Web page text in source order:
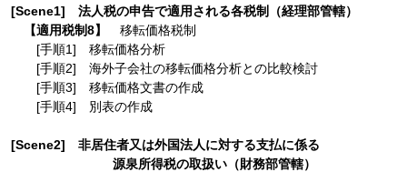
[Scene1] 法人税の申告で適用される各税制（経理部管轄）
【適用税制8】
移転価格税制
[手順1] 移転価格分析
[手順2] 海外子会社の移転価格分析との比較検討
[手順3] 移転価格文書の作成
[手順4] 別表の作成
[Scene2] 非居住者又は外国法人に対する支払に係る
源泉所得税の取扱い（財務部管轄）